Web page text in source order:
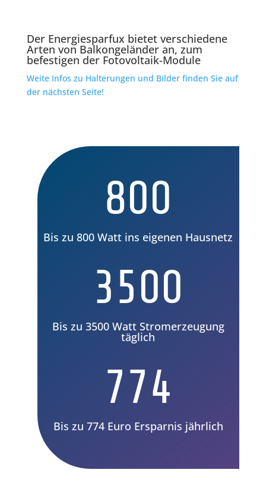
Der Energiesparfux bietet verschiedene
Arten von Balkongeländer an, zum
befestigen der Fotovoltaik-Module
Weite Infos zu Halterungen und Bilder finden Sie auf
der nächsten Seite!
800
Bis zu 800 Watt ins eigenen Hausnetz
3500
Bis zu 3500 Watt Stromerzeugung
täglich
774
Bis zu 774 Euro Ersparnis jährlich